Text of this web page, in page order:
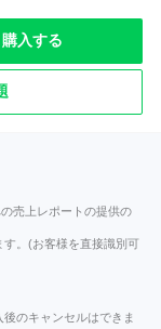
購入する
売上レポートの提供の
す。(お客様を直接識別可
のキャンセルはできま